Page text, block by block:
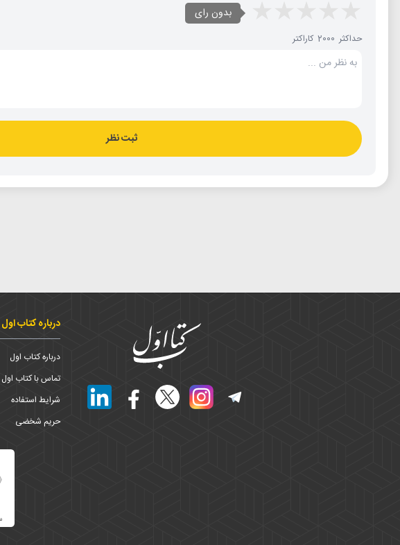
بدون رای
حداکثر 2000 کاراکتر
ثبت نظر
درباره کتاب اول
درباره کتاب اول
تماس با کتاب اول
شرایط استفاده
حریم شخضی